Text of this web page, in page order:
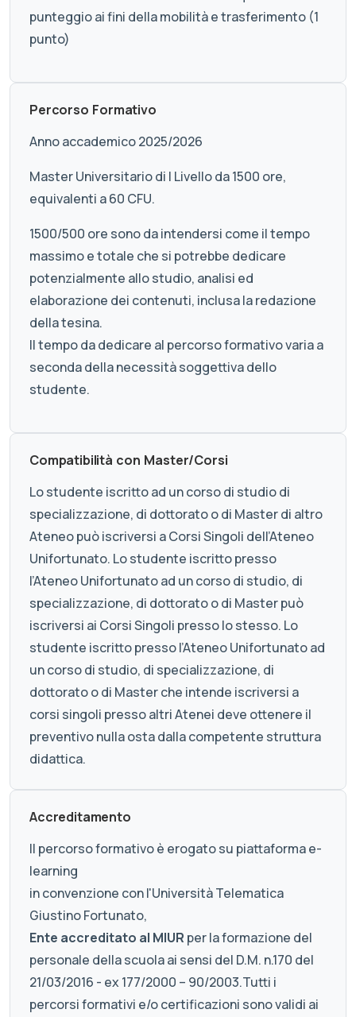
punteggio ai fini della mobilità e trasferimento (1
punto)
Percorso Formativo
Anno accademico 2025/2026
Master Universitario di I Livello da 1500 ore,
equivalenti a 60 CFU.
1500/500 ore sono da intendersi come il tempo
massimo e totale che si potrebbe dedicare
potenzialmente allo studio, analisi ed
elaborazione dei contenuti, inclusa la redazione
della tesina.
Il tempo da dedicare al percorso formativo varia a
seconda della necessità soggettiva dello
studente.
Compatibilità con Master/Corsi
Lo studente iscritto ad un corso di studio di
specializzazione, di dottorato o di Master di altro
Ateneo può iscriversi a Corsi Singoli dell’Ateneo
Unifortunato. Lo studente iscritto presso
l’Ateneo Unifortunato ad un corso di studio, di
specializzazione, di dottorato o di Master può
iscriversi ai Corsi Singoli presso lo stesso. Lo
studente iscritto presso l’Ateneo Unifortunato ad
un corso di studio, di specializzazione, di
dottorato o di Master che intende iscriversi a
corsi singoli presso altri Atenei deve ottenere il
preventivo nulla osta dalla competente struttura
didattica.
Accreditamento
Il percorso formativo è erogato su piattaforma e-
learning
in convenzione con l'Università Telematica
Giustino Fortunato,
Ente accreditato al MIUR per la formazione del
personale della scuola ai sensi del D.M. n.170 del
21/03/2016 - ex 177/2000 – 90/2003.Tutti i
percorsi formativi e/o certificazioni sono validi ai